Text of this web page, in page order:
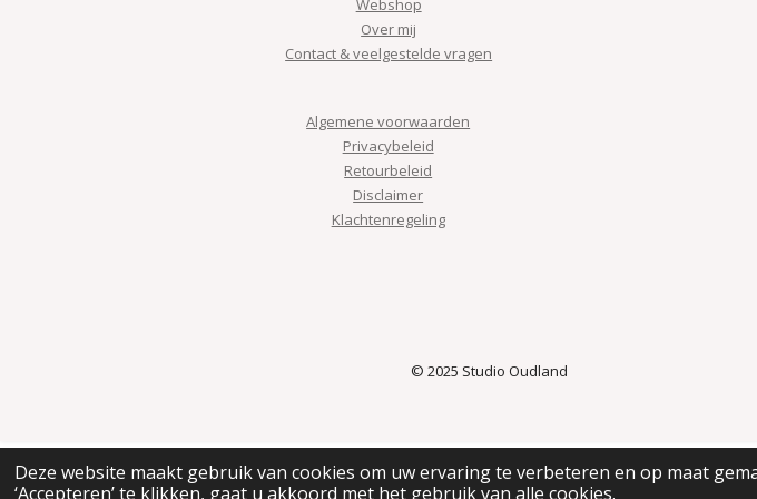
Deze website maakt gebruik van cookies om uw ervaring te verbeteren en op maat
‘Accepteren’ te klikken, gaat u akkoord met het gebruik van alle cookies.
Webshop
Over mij
Contact & veelgestelde vragen
Algemene voorwaarden
Privacybeleid
Retourbeleid
Disclaimer
Klachtenregeling
© 2025 Studio Oudland